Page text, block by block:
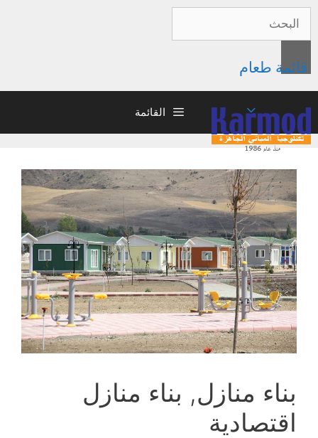
قائمة طعام
القائمة
بناء منازل, بناء منازل
اقتصادية